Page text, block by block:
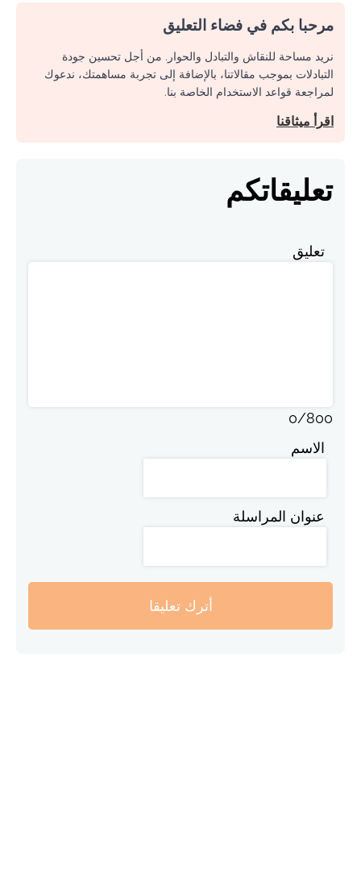
مرحبا بكم في فضاء التعليق
نريد مساحة للنقاش والتبادل والحوار. من أجل تحسين جودة
التبادلات بموجب مقالاتنا، بالإضافة إلى تجربة مساهمتك، ندعوك
لمراجعة قواعد الاستخدام الخاصة بنا.
اقرأ ميثاقنا
تعليقاتكم
تعليق
0/800
الاسم
عنوان المراسلة
أترك تعليقا